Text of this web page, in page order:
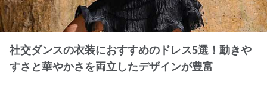
社交ダンスの衣装におすすめのドレス5選！動きや
すさと華やかさを両立したデザインが豊富